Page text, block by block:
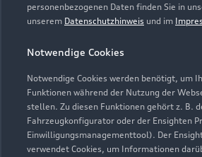
personenbezogenen Daten finden Sie in
unserem Datenschutzhinweis und im
Notwendige Cookies
Notwendige Cookies werden benötigt, um
Funktionen während der Nutzung der
stellen. Zu diesen Funktionen gehört z. B.
Fahrzeugkonfigurator oder der Ensighten
Einwilligungsmanagementtool). Der
verwendet Cookies, um Informationen
Montag - Freitag 07:30 -